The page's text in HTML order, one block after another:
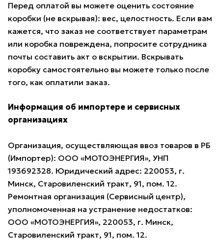
Перед оплатой вы можете оценить состояние
коробки (не вскрывая): вес, целостность. Если вам
кажется, что заказ не соответствует параметрам
или коробка повреждена, попросите сотрудника
почты составить акт о вскрытии. Вскрывать
коробку самостоятельно вы можете только после
того, как оплатили заказ.
Информация об импортере и сервисных
организациях
Организация, осуществляющая ввоз товаров в РБ
(Импортер): ООО «МОТОЭНЕРГИЯ», УНП
193692328. Юридический адрес: 220053, г.
Минск, Старовиленский тракт, 91, пом. 12.
Ремонтная организация (Сервисный центр),
уполномоченная на устранение недостатков:
ООО «МОТОЭНЕРГИЯ», 220053, г. Минск,
Старовиленский тракт, 91, пом. 12.